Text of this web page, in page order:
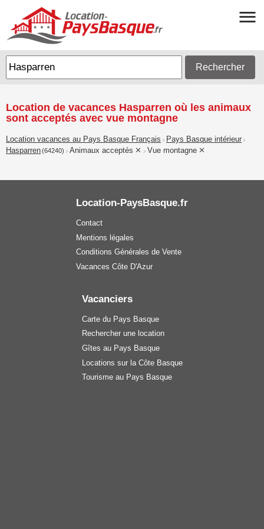
Rechercher
Location de vacances Hasparren où les animaux
sont acceptés avec vue montagne
Location vacances au Pays Basque Français > Pays Basque intérieur >
Hasparren(64240) > Animaux acceptés > Vue montagne
Location-PaysBasque.fr
Contact
Mentions légales
Conditions Générales de Vente
Vacances Côte D'Azur
Vacanciers
Carte du Pays Basque
Rechercher une location
Gîtes au Pays Basque
Locations sur la Côte Basque
Tourisme au Pays Basque